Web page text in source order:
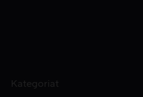
Kategoriat